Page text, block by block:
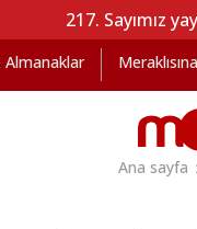
217. Sayımız
Ana sayfa